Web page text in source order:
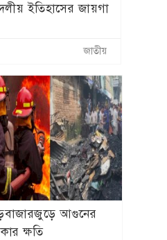
ইতিহাসের জায়গা
জাতীয়
আগুনের
ক্ষতি